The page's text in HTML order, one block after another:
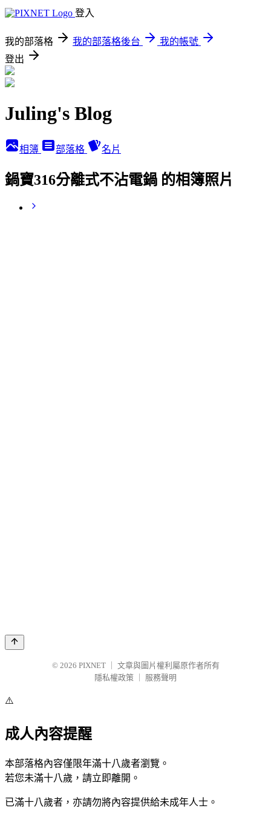
登入
我的部落格 我的部落格後台
我的帳號
登出
Juling's Blog
相簿 部落格 名片
鍋寶316分離式不沾電鍋 的相簿照片
© 2026 PIXNET
文章與圖片權利屬原作者所有
隱私權政策
服務聲明
⚠️
成人內容提醒
本部落格內容僅限年滿十八歲者瀏覽。
若您未滿十八歲，請立即離開。
已滿十八歲者，亦請勿將內容提供給未成年人士。